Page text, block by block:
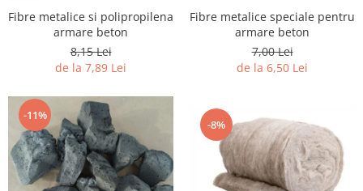
Fibre metalice si polipropilena
armare beton
8,15 Lei
de la 7,89 Lei
Fibre metalice speciale pentru
armare beton
7,00 Lei
de la 6,50 Lei
-11%
-8%